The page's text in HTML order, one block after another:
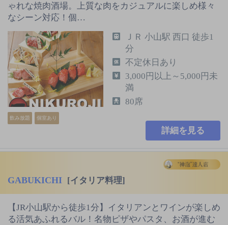
ゃれな焼肉酒場。上質な肉をカジュアルに楽しめ様々
なシーン対応！個…
飲み放題 個室あり
ＪＲ 小山駅 西口 徒歩1
分
不定休日あり
3,000円以上～5,000円未
満
80席
詳細を見る
GABUKICHI [イタリア料理]
【JR小山駅から徒歩1分】イタリアンとワインが楽しめ
る活気あふれるバル！名物ピザやパスタ、お酒が進む